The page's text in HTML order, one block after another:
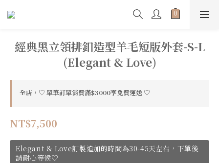
經典黑立領排釦造型羊毛短版外套-S-L
(Elegant & Love)
全店，♡ 單筆訂單消費滿$3000享免費運送 ♡
NT$7,500
Elegant & Love訂製追加的時間為30-45天左右，下單後
請耐心等候♡